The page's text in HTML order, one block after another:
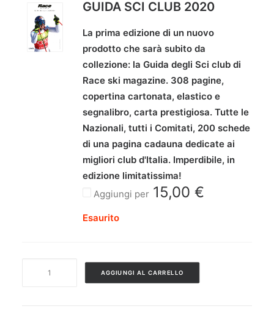
GUIDA SCI CLUB 2020
La prima edizione di un nuovo
prodotto che sarà subito da
collezione: la Guida degli Sci club di
Race ski magazine. 308 pagine,
copertina cartonata, elastico e
segnalibro, carta prestigiosa. Tutte le
Nazionali, tutti i Comitati, 200 schede
di una pagina cadauna dedicate ai
migliori club d'Italia. Imperdibile, in
edizione limitatissima!
Aggiungi per 15,00 €
Esaurito
AGGIUNGI AL CARRELLO